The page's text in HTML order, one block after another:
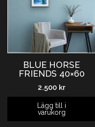
BLUE HORSE
FRIENDS 40×60
2.500 kr
Lägg till i
varukorg